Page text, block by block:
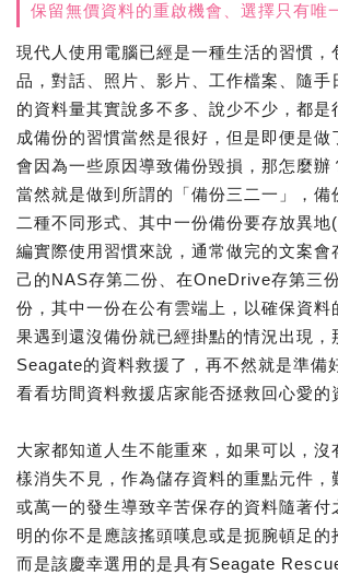
保留無價資料的重啟機會、選擇只有唯
現代人使用電腦已經是一種生活的習慣，
品，對話、照片、影片、工作檔案、隨
的資料量其實說多不多、說少不少，都是
成備份的習慣當然是很好，但是即便是做
會因為一些原因導致備份毀損，那怎麼辦
當然就是做到所謂的「備份三二一」，備
二種不同形式、其中一份備份要存放異
編實際使用習慣來說，通常做完的文案會
己的NAS存第二份、在OneDrive存第三
份，其中一份在公有雲端上，以確保資料
果遇到還沒備份就已經掛點的情況出現，
Seagate的資料救援了，再不然就是準備
看看坊間資料救援店家能否拯救回心愛的
大家都知道人生不能重來，如果可以，沒
樣消失不見，作為儲存資料的重點元件，
或萬一的發生導致辛苦保存的資料隨著付
明的你不是應該搖頭嘆息或是扼腕頓足的
而是該慶幸選用的是具有Seagate